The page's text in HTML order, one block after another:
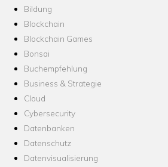
Bildung
Blockchain
Blockchain Games
Bonsai
Buchempfehlung
Business & Strategie
Cloud
Cybersecurity
Datenbanken
Datenschutz
Datenvisualisierung